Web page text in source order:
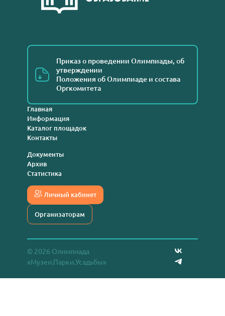
Приказ о проведении Олимпиады, об
утверждении
Положения об Олимпиаде и состава
Оргкомитета
Главная
Информация
Каталог площадок
Контакты
Документы
Архив
Статистика
Личный кабинет
Организаторам
© 2026 Олимпиада
«Музеи.Парки.Усадьбы»